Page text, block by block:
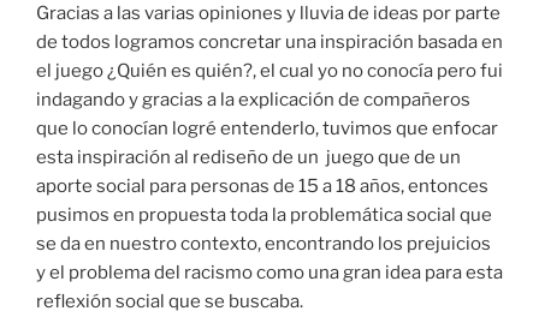
Gracias a las varias opiniones y lluvia de ideas por parte
de todos logramos concretar una inspiración basada en
el juego ¿Quién es quién?, el cual yo no conocía pero fui
indagando y gracias a la explicación de compañeros
que lo conocían logré entenderlo, tuvimos que enfocar
esta inspiración al rediseño de un juego que de un
aporte social para personas de 15 a 18 años, entonces
pusimos en propuesta toda la problemática social que
se da en nuestro contexto, encontrando los prejuicios
y el problema del racismo como una gran idea para esta
reflexión social que se buscaba.